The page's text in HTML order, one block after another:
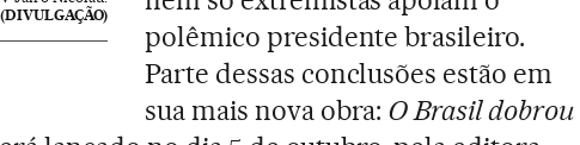
polêmico presidente brasileiro.
Parte dessas conclusões estão em
sua mais nova obra: O Brasil dobrou